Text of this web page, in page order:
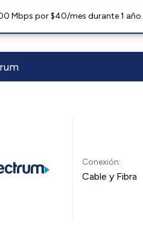
Mbps por $40/mes durante 1
Conexión:
Cable y Fibra